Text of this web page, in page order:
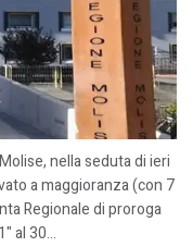
nella seduta di ieri
a maggioranza (con 7
Regionale di proroga
al 30...